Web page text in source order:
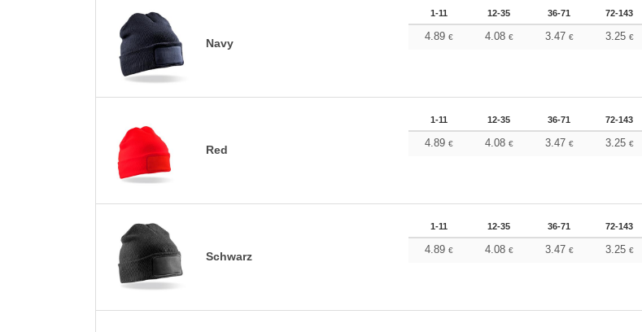
Navy
1-11 12-35 36-71 72-143
4.89 € 4.08 € 3.47 € 3.25 €
Red
1-11 12-35 36-71 72-143
4.89 € 4.08 € 3.47 € 3.25 €
Schwarz
1-11 12-35 36-71 72-143
4.89 € 4.08 € 3.47 € 3.25 €